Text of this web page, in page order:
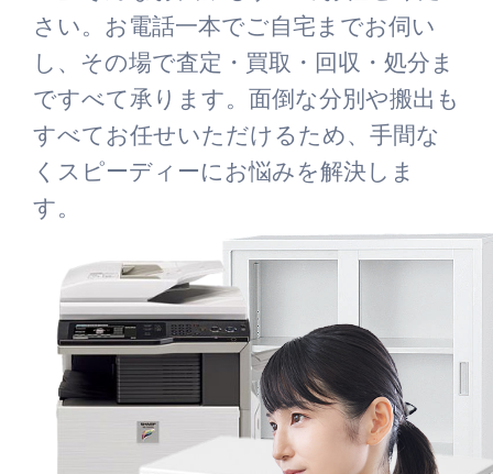
さい。お電話一本でご自宅までお伺い
し、その場で査定・買取・回収・処分ま
ですべて承ります。面倒な分別や搬出も
すべてお任せいただけるため、手間な
くスピーディーにお悩みを解決しま
す。